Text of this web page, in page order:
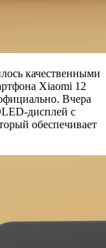
качественными
Xiaomi 12
Вчера
дисплей с
обеспечивает